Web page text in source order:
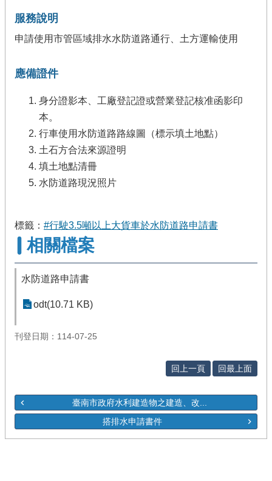
服務說明
申請使用市管區域排水水防道路通行、土方運輸使用
應備證件
身分證影本、工廠登記證或營業登記核准函影印
本。
行車使用水防道路路線圖（標示填土地點）
土石方合法來源證明
填土地點清冊
水防道路現況照片
標籤： #行駛3.5噸以上大貨車於水防道路申請書
相關檔案
水防道路申請書
odt(10.71 KB)
刊登日期：114-07-25
回上一頁 回最上面
臺南市政府水利建造物之建造、改...
搭排水申請書件